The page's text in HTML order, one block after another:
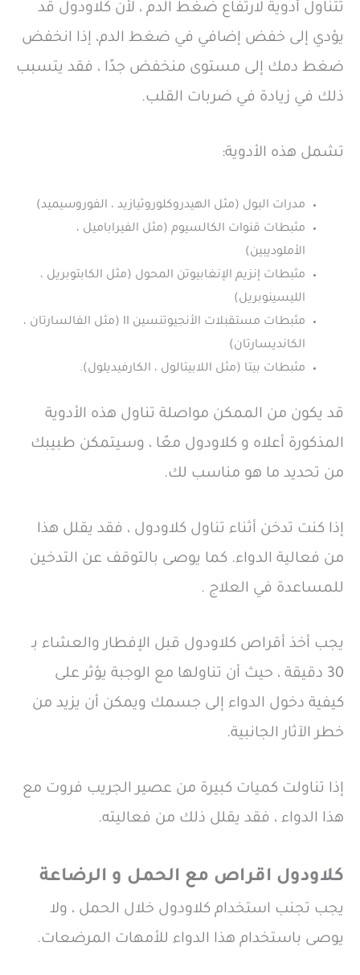
تتناول أدوية لارتفاع ضغط الدم ، لأن كلاودول قد
يؤدي إلى خفض إضافي في ضغط الدم، إذا انخفض
ضغط دمك إلى مستوى منخفض جدًا ، فقد يتسبب
ذلك في زيادة في ضربات القلب.
تشمل هذه الأدوية:
مدرات البول (مثل الهيدروكلوروثيازيد ، الفوروسيميد)
مثبطات قنوات الكالسيوم (مثل الفيراباميل ،
الأملوديبين)
مثبطات إنزيم الإنغابيوتن المحول (مثل الكابتوبريل ،
الليسينوبريل)
مثبطات مستقبلات الأنجيوتنسين II (مثل الفالسارتان ،
الكانديسارتان)
مثبطات بيتا (مثل اللابيتالول ، الكارفيديلول).
قد يكون من الممكن مواصلة تناول هذه الأدوية
المذكورة أعلاه و كلاودول معًا ، وسيتمكن طبيبك
من تحديد ما هو مناسب لك.
إذا كنت تدخن أثناء تناول كلاودول ، فقد يقلل هذا
من فعالية الدواء. كما يوصى بالتوقف عن التدخين
للمساعدة في العلاج .
يجب أخذ أقراص كلاودول قبل الإفطار والعشاء بـ
30 دقيقة ، حيث أن تناولها مع الوجبة يؤثر على
كيفية دخول الدواء إلى جسمك ويمكن أن يزيد من
خطر الآثار الجانبية.
إذا تناولت كميات كبيرة من عصير الجريب فروت مع
هذا الدواء ، فقد يقلل ذلك من فعاليته.
كلاودول اقراص مع الحمل و الرضاعة
يجب تجنب استخدام كلاودول خلال الحمل ، ولا
يوصى باستخدام هذا الدواء للأمهات المرضعات.